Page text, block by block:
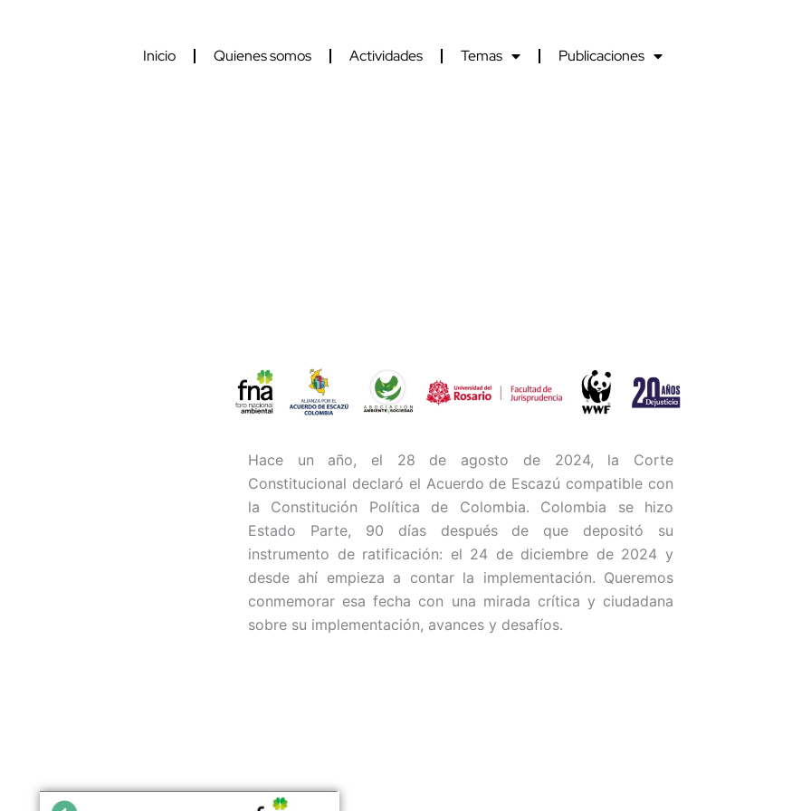
Inicio Quienes somos Actividades Temas Publicaciones
Hace un año, el 28 de agosto de 2024, la Corte
Constitucional declaró el Acuerdo de Escazú compatible con
la Constitución Política de Colombia. Colombia se hizo
Estado Parte, 90 días después de que depositó su
instrumento de ratificación: el 24 de diciembre de 2024 y
desde ahí empieza a contar la implementación. Queremos
conmemorar esa fecha con una mirada crítica y ciudadana
sobre su implementación, avances y desafíos.